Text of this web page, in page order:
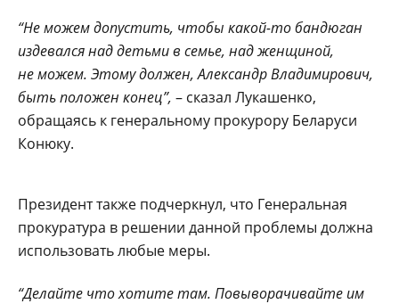
“Не можем допустить, чтобы какой-то бандюган
издевался над детьми в семье, над женщиной,
не можем. Этому должен, Александр Владимирович,
быть положен конец”, – сказал Лукашенко,
обращаясь к генеральному прокурору Беларуси
Конюку.
Президент также подчеркнул, что Генеральная
прокуратура в решении данной проблемы должна
использовать любые меры.
“Делайте что хотите там. Повыворачивайте им